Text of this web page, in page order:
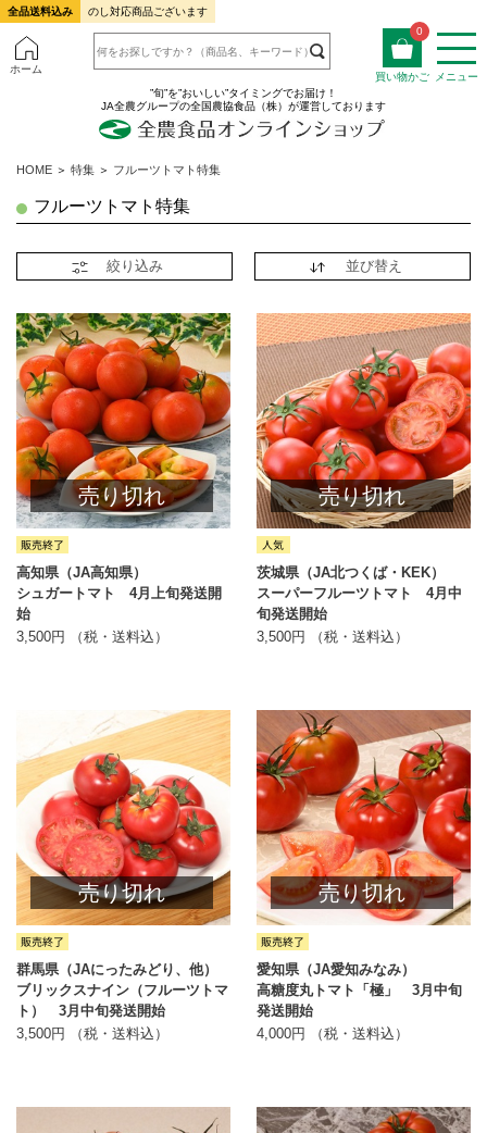
全品送料込み のし対応商品ございます
ホーム
0
買い物かご
メニュー
”旬”を”おいしい”タイミングでお届け！
JA全農グループの全国農協食品（株）が運営しております
HOME ＞ 特集 ＞ フルーツトマト特集
フルーツトマト特集
絞り込み 並び替え
売り切れ
高知県（JA高知県）
シュガートマト 4月上旬発送開
始
3,500円 （税・送料込）
売り切れ
茨城県（JA北つくば・KEK）
スーパーフルーツトマト 4月中
旬発送開始
3,500円 （税・送料込）
売り切れ
群馬県（JAにったみどり、他）
ブリックスナイン（フルーツトマ
ト） 3月中旬発送開始
3,500円 （税・送料込）
売り切れ
愛知県（JA愛知みなみ）
高糖度丸トマト「極」 3月中旬
発送開始
4,000円 （税・送料込）